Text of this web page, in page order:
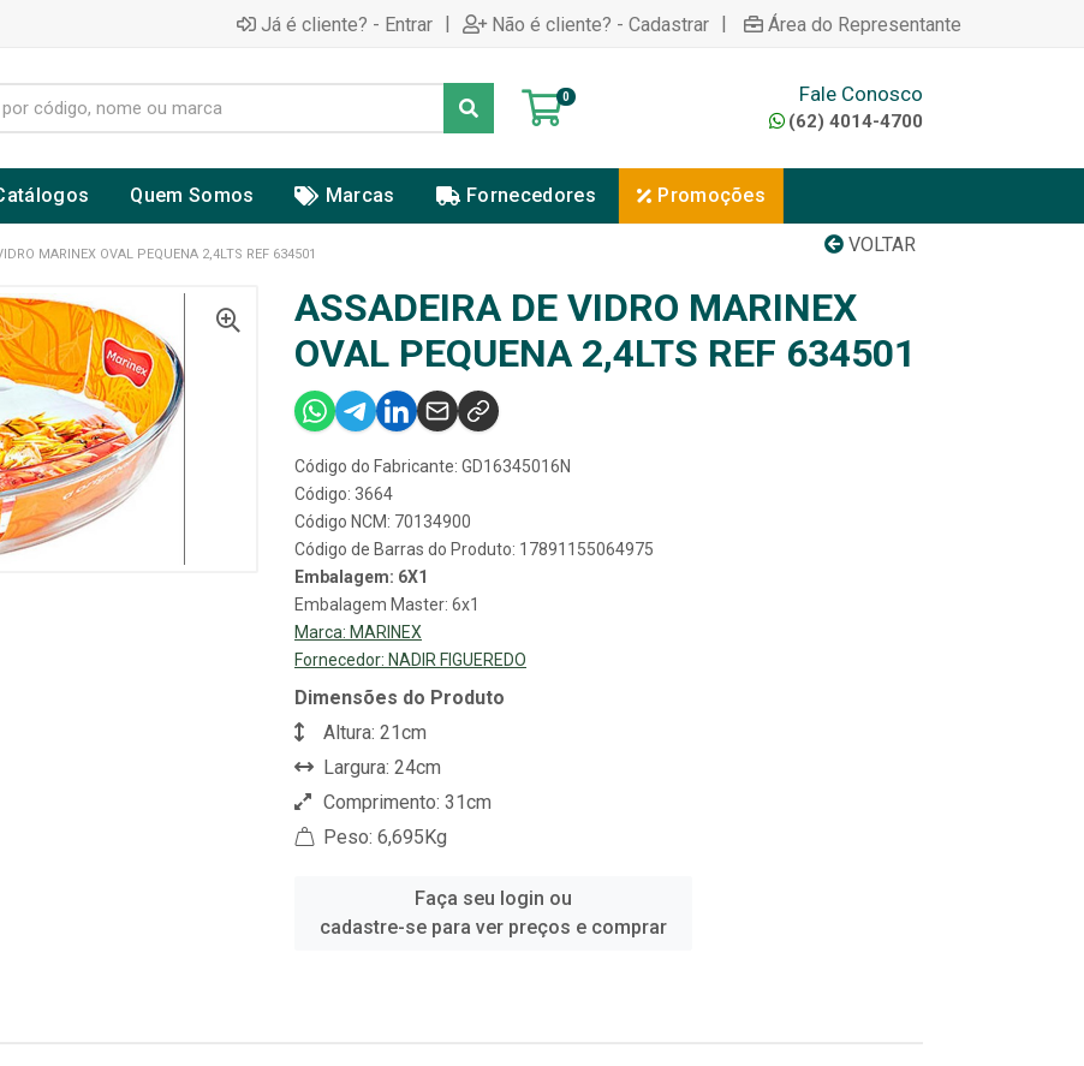
Já é cliente? - Entrar | Não é cliente? - Cadastrar | Área do Representante
0 Fale Conosco
(62) 4014-4700
Quem Somos Marcas Fornecedores Promoções
VOLTAR
MARINEX OVAL PEQUENA 2,4LTS REF 634501
ASSADEIRA DE VIDRO MARINEX
OVAL PEQUENA 2,4LTS REF 634501
Código do Fabricante: GD16345016N
Código: 3664
Código NCM: 70134900
Código de Barras do Produto: 17891155064975
Embalagem: 6X1
Embalagem Master: 6x1
Marca: MARINEX
Fornecedor: NADIR FIGUEREDO
Dimensões do Produto
Altura: 21cm
Largura: 24cm
Comprimento: 31cm
Peso: 6,695Kg
Faça seu login ou
cadastre-se para ver preços e comprar